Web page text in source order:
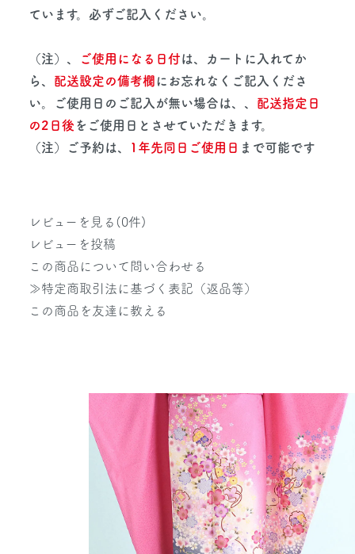
ています。必ずご記入ください。
（注）、 ご使用になる日付は、カートに入れてか
ら、 配送設定の備考欄 にお忘れなくご記入くださ
い。ご使用日のご記入が無い場合は、、 配送指定日
の2日後 をご使用日とさせていただきます。
（注）ご予約は、
1年先同日ご使用日 まで可能です
レビューを見る(0件)
レビューを投稿
この商品について問い合わせる
≫特定商取引法に基づく表記（返品等）
この商品を友達に教える